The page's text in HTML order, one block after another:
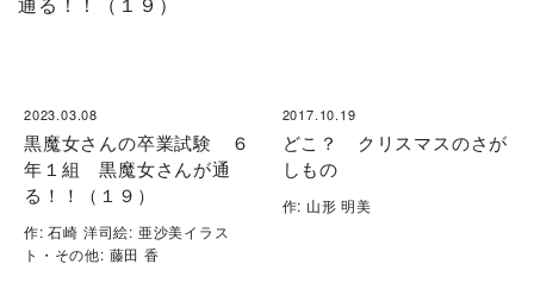
2023.03.08
黒魔女さんの卒業試験 ６
年１組 黒魔女さんが通
る！！（１９）
作: 石崎 洋司絵: 亜沙美イラス
ト・その他: 藤田 香
2017.10.19
どこ？ クリスマスのさが
しもの
作: 山形 明美